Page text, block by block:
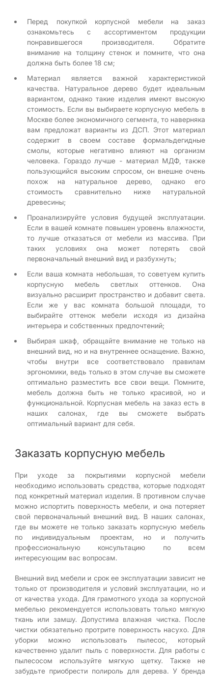
Перед покупкой корпусной мебели на заказ
ознакомьтесь с ассортиментом продукции
понравившегося производителя. Обратите
внимание на толщину стенок и помните, что она
должна быть более 18 см;
Материал является важной характеристикой
качества. Натуральное дерево будет идеальным
вариантом, однако такие изделия имеют высокую
стоимость. Если вы выбираете корпусную мебель в
Москве более экономичного сегмента, то наверняка
вам предложат варианты из ДСП. Этот материал
содержит в своем составе формальдегидные
смолы, которые негативно влияют на организм
человека. Гораздо лучше - материал МДФ, также
пользующийся высоким спросом, он внешне очень
похож на натуральное дерево, однако его
стоимость сравнительно ниже натуральной
древесины;
Проанализируйте условия будущей эксплуатации.
Если в вашей комнате повышен уровень влажности,
то лучше отказаться от мебели из массива. При
таких условиях она может потерять свой
первоначальный внешний вид и разбухнуть;
Если ваша комната небольшая, то советуем купить
корпусную мебель светлых оттенков. Она
визуально расширит пространство и добавит света.
Если же у вас комната большой площади, то
выбирайте оттенок мебели исходя из дизайна
интерьера и собственных предпочтений;
Выбирая шкаф, обращайте внимание не только на
внешний вид, но и на внутреннее оснащение. Важно,
чтобы внутри все соответствовало правилам
эргономики, ведь только в этом случае вы сможете
оптимально разместить все свои вещи. Помните,
мебель должна быть не только красивой, но и
функциональной. Корпусная мебель на заказ есть в
наших салонах, где вы сможете выбрать
оптимальный вариант для себя.
Заказать корпусную мебель
При уходе за покрытиями корпусной мебели
необходимо использовать средства, которые подходят
под конкретный материал изделия. В противном случае
можно испортить поверхность мебели, и она потеряет
свой первоначальный внешний вид. В наших салонах,
где вы можете не только заказать корпусную мебель
по индивидуальным проектам, но и получить
профессиональную консультацию по всем
интересующим вас вопросам.
Внешний вид мебели и срок ее эксплуатации зависит не
только от производителя и условий эксплуатации, но и
от качества ухода. Для грамотного ухода за корпусной
мебелью рекомендуется использовать только мягкую
ткань или замшу. Допустима влажная чистка. После
чистки обязательно протрите поверхность насухо. Для
уборки можно использовать пылесос, который
качественно удалит пыль с поверхности. Для работы с
пылесосом используйте мягкую щетку. Также не
забудьте приобрести полироль для дерева. У бренда